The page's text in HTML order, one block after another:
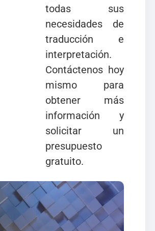
todas sus
necesidades de
traducción e
interpretación.
Contáctenos hoy
mismo para
obtener más
información y
solicitar un
presupuesto
gratuito.